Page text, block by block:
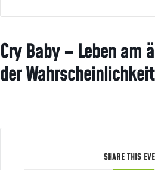
Cry Baby – Leben am
der Wahrscheinlichkeit
SHARE THIS